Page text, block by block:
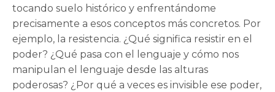
tocando suelo histórico y enfrentándome
precisamente a esos conceptos más concretos. Por
ejemplo, la resistencia. ¿Qué significa resistir en el
poder? ¿Qué pasa con el lenguaje y cómo nos
manipulan el lenguaje desde las alturas
poderosas? ¿Por qué a veces es invisible ese poder,